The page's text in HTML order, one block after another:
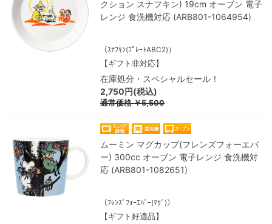
クション スナフキン) 19cm オーブン 電子
レンジ 食洗機対応 (ARB801-1064954)
（ｽﾅﾌｷﾝ(ﾌﾟﾚｰﾄABC2)）
【ギフト非対応】
在庫処分・スペシャルセール！
2,750円(税込)
通常価格￥5,500
ムーミン マグカップ(フレンズフォーエバ
ー) 300cc オーブン 電子レンジ 食洗機対
応 (ARB801-1082651)
（ﾌﾚﾝｽﾞﾌｫｰｴﾊﾞｰ(ﾏｸﾞ)）
【ギフト好適品】